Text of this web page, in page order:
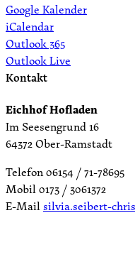
Google Kalender
iCalendar
Outlook 365
Outlook Live
Kontakt
Eichhof Hofladen
Im Seesengrund 16
64372 Ober-Ramstadt
Telefon 06154 / 71-78695
Mobil 0173 / 3061372
E-Mailsilvia.seibert-